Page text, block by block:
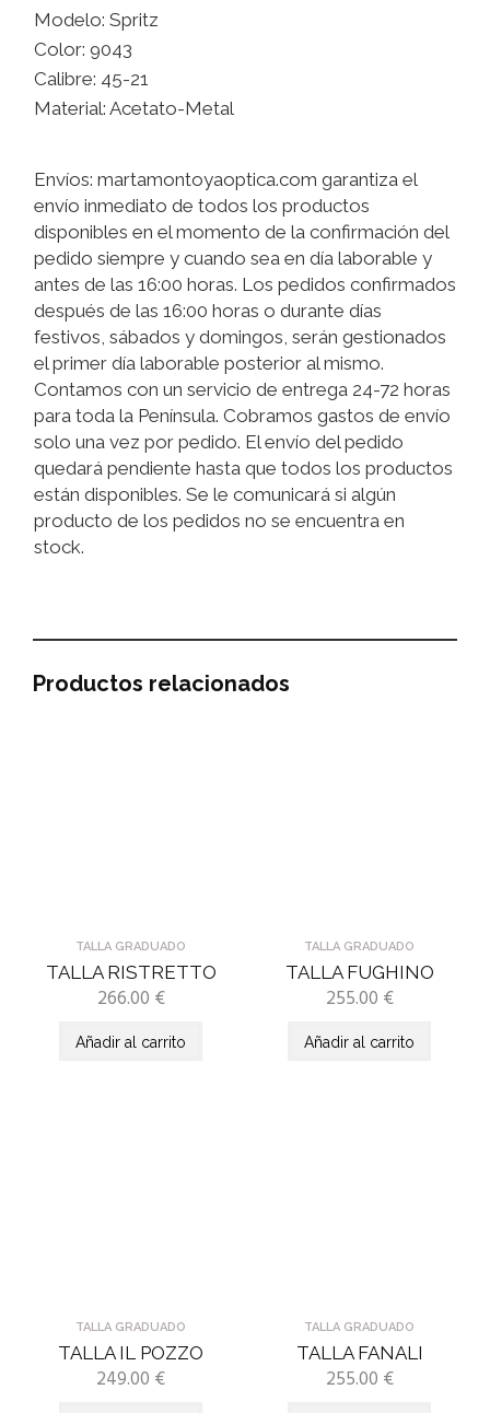
Modelo: Spritz
Color: 9043
Calibre: 45-21
Material: Acetato-Metal
Envíos: martamontoyaoptica.com garantiza el
envío inmediato de todos los productos
disponibles en el momento de la confirmación del
pedido siempre y cuando sea en día laborable y
antes de las 16:00 horas. Los pedidos confirmados
después de las 16:00 horas o durante días
festivos, sábados y domingos, serán gestionados
el primer día laborable posterior al mismo.
Contamos con un servicio de entrega 24-72 horas
para toda la Península. Cobramos gastos de envío
solo una vez por pedido. El envío del pedido
quedará pendiente hasta que todos los productos
están disponibles. Se le comunicará si algún
producto de los pedidos no se encuentra en
stock.
Productos relacionados
TALLA GRADUADO
TALLA RISTRETTO
266.00 €
Añadir al carrito
TALLA GRADUADO
TALLA FUGHINO
255.00 €
Añadir al carrito
TALLA GRADUADO
TALLA IL POZZO
249.00 €
TALLA GRADUADO
TALLA FANALI
255.00 €